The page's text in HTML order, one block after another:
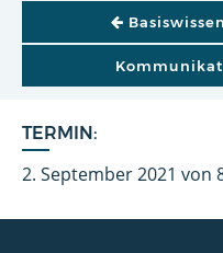
TERMIN:
2. September 2021 von